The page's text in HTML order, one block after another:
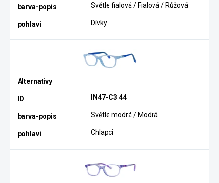
Světle fialová / Fialová / Růžová
Dívky
IN47-C3 44
Světle modrá / Modrá
Chlapci